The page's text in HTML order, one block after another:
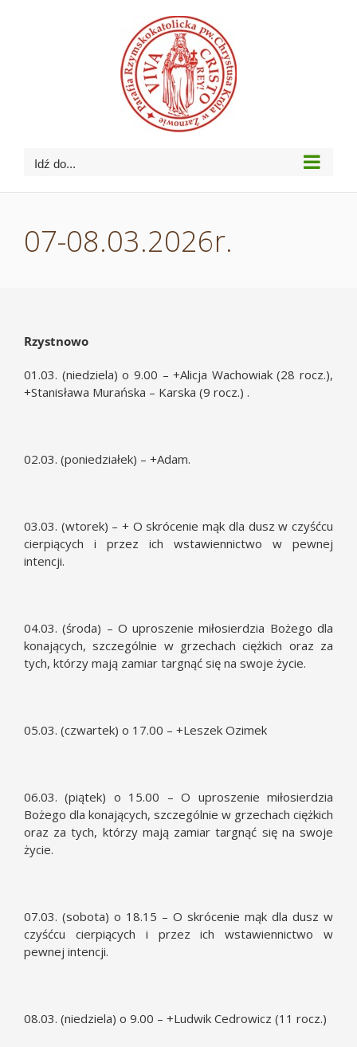
Idź do...
07-08.03.2026r.
Rzystnowo
01.03. (niedziela) o 9.00 – +Alicja Wachowiak (28 rocz.),
+Stanisława Murańska – Karska (9 rocz.) .
02.03. (poniedziałek) – +Adam.
03.03. (wtorek) – + O skrócenie mąk dla dusz w czyśćcu
cierpiących i przez ich wstawiennictwo w pewnej
intencji.
04.03. (środa) – O uproszenie miłosierdzia Bożego dla
konających, szczególnie w grzechach ciężkich oraz za
tych, którzy mają zamiar targnąć się na swoje życie.
05.03. (czwartek) o 17.00 – +Leszek Ozimek
06.03. (piątek) o 15.00 – O uproszenie miłosierdzia
Bożego dla konających, szczególnie w grzechach ciężkich
oraz za tych, którzy mają zamiar targnąć się na swoje
życie.
07.03. (sobota) o 18.15 – O skrócenie mąk dla dusz w
czyśćcu cierpiących i przez ich wstawiennictwo w
pewnej intencji.
08.03. (niedziela) o 9.00 – +Ludwik Cedrowicz (11 rocz.)